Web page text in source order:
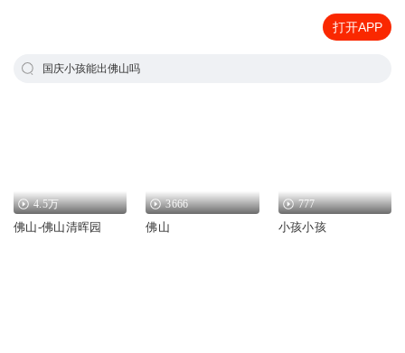
打开APP
国庆小孩能出佛山吗
4.5万
佛山-佛山清晖园
3666
佛山
777
小孩小孩